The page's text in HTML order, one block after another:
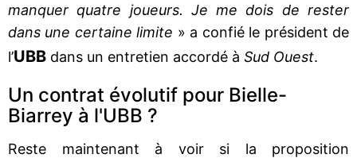
manquer quatre joueurs. Je me dois de rester
dans une certaine limite » a confié le président de
l’UBB dans un entretien accordé à Sud Ouest.
Un contrat évolutif pour Bielle-
Biarrey à l'UBB ?
Reste maintenant à voir si la proposition